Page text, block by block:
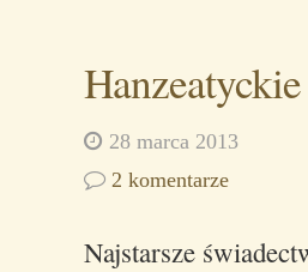
28 marca 2013
2 komentarze
Najstarsze